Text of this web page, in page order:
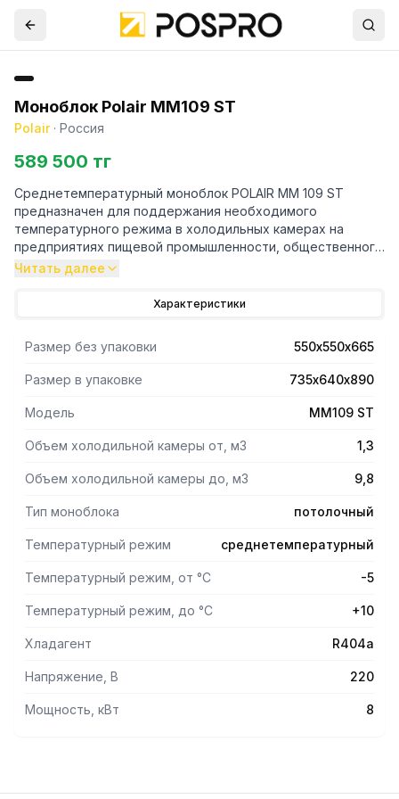
Моноблок Polair MM109 ST
Polair· Россия
589 500 тг
Среднетемпературный моноблок POLAIR MM 109 ST
предназначен для поддержания необходимого
температурного режима в холодильных камерах на
предприятиях пищевой промышленности, общественного
питания и торговли.
- Корпус изготовлен из оцинкованной стали с полимерным
компрессоры ведущих европейских производителей.
- Применяемый хладагент – R404A.
Читать далее
Характеристики
Размер без упаковки 550х550х665
Размер в упаковке 735х640х890
Модель MM109 ST
Объем холодильной камеры от, м3 1,3
Объем холодильной камеры до, м3 9,8
Тип моноблока потолочный
Температурный режим среднетемпературный
Температурный режим, от °С -5
Температурный режим, до °С +10
Хладагент R404a
Напряжение, В 220
Мощность, кВт 8